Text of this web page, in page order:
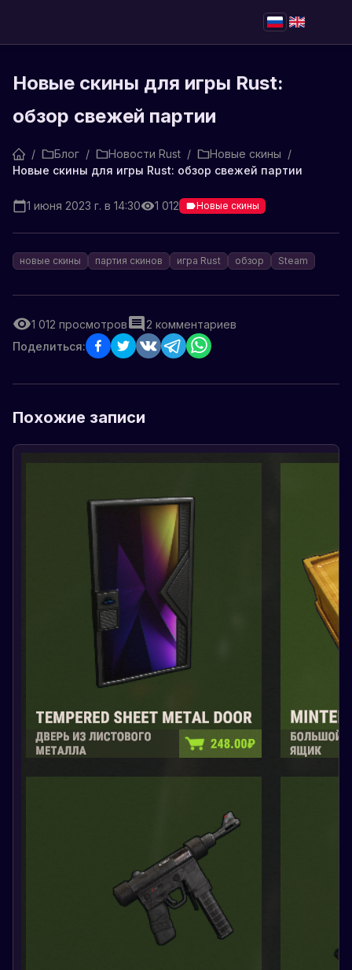
Новые скины для игры Rust:
обзор свежей партии
/ Блог / Новости Rust / Новые скины /
Новые скины для игры Rust: обзор свежей партии
1 июня 2023 г. в 14:30 1 012 Новые скины
новые скины партия скинов игра Rust обзор Steam
1 012 просмотров 2 комментариев
Поделиться:
Похожие записи